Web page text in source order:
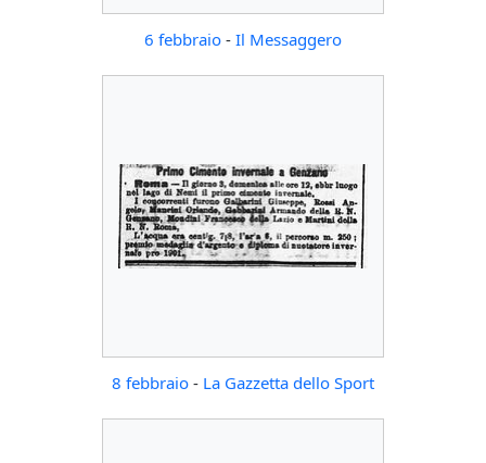
6 febbraio - Il Messaggero
8 febbraio - La Gazzetta dello Sport